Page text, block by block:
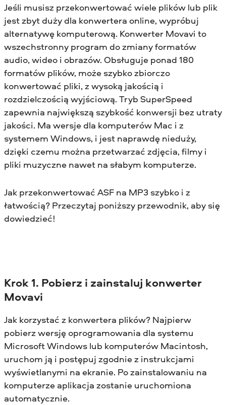
Jeśli musisz przekonwertować wiele plików lub plik
jest zbyt duży dla konwertera online, wypróbuj
alternatywę komputerową. Konwerter Movavi to
wszechstronny program do zmiany formatów
audio, wideo i obrazów. Obsługuje ponad 180
formatów plików, może szybko zbiorczo
konwertować pliki, z wysoką jakością i
rozdzielczością wyjściową. Tryb SuperSpeed
zapewnia największą szybkość konwersji bez utraty
jakości. Ma wersje dla komputerów Mac i z
systemem Windows, i jest naprawdę nieduży,
dzięki czemu można przetwarzać zdjęcia, filmy i
pliki muzyczne nawet na słabym komputerze.
Jak przekonwertować ASF na MP3 szybko i z
łatwością? Przeczytaj poniższy przewodnik, aby się
dowiedzieć!
Krok 1. Pobierz i zainstaluj konwerter
Movavi
Jak korzystać z konwertera plików? Najpierw
pobierz wersję oprogramowania dla systemu
Microsoft Windows lub komputerów Macintosh,
uruchom ją i postępuj zgodnie z instrukcjami
wyświetlanymi na ekranie. Po zainstalowaniu na
komputerze aplikacja zostanie uruchomiona
automatycznie.